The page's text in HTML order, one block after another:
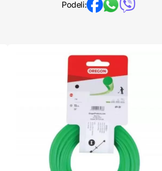
Podeli: